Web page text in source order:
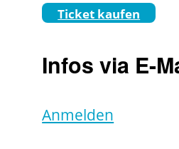
Ticket kaufen
Infos via E-
Anmelden